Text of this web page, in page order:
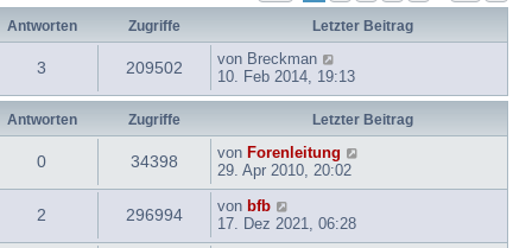
Antworten Zugriffe Letzter Beitrag
3 209502 von Breckman
10. Feb 2014, 19:13
Antworten Zugriffe Letzter Beitrag
0 34398 von Forenleitung
29. Apr 2010, 20:02
2 296994 von bfb
17. Dez 2021, 06:28